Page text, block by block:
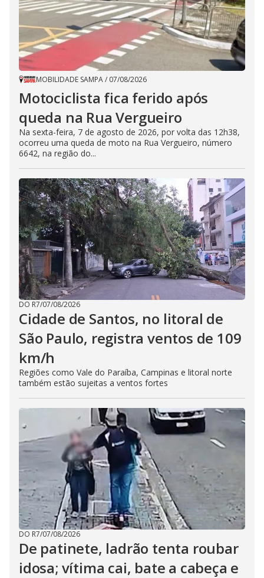
MOBILIDADE SAMPA/ 07/08/2026
Motociclista fica ferido após
queda na Rua Vergueiro
Na sexta-feira, 7 de agosto de 2026, por volta das 12h38,
ocorreu uma queda de moto na Rua Vergueiro, número
6642, na região do...
DO R7/07/08/2026
Cidade de Santos, no litoral de
São Paulo, registra ventos de 109
km/h
Regiões como Vale do Paraíba, Campinas e litoral norte
também estão sujeitas a ventos fortes
DO R7/07/08/2026
De patinete, ladrão tenta roubar
idosa; vítima cai, bate a cabeça e